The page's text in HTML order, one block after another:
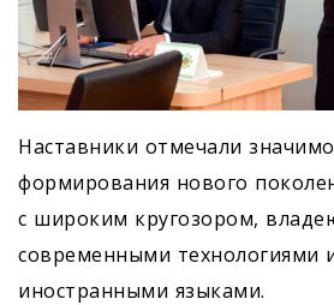
Наставники отмечали
формирования нового
с широким кругозором,
современными технологиями
иностранными языками.